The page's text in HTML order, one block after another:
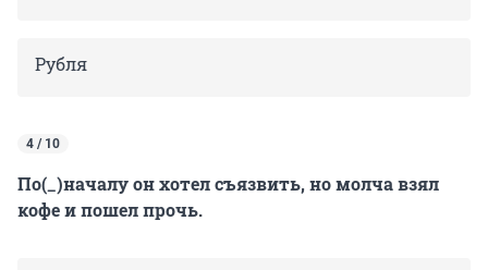
Рубля
4 / 10
По(_)началу он хотел съязвить, но молча взял
кофе и пошел прочь.